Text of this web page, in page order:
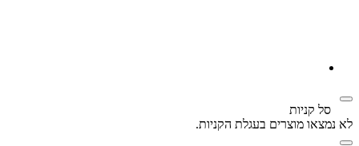
סל קניות‬
לא נמצאו מוצרים בעגלת הקניות.